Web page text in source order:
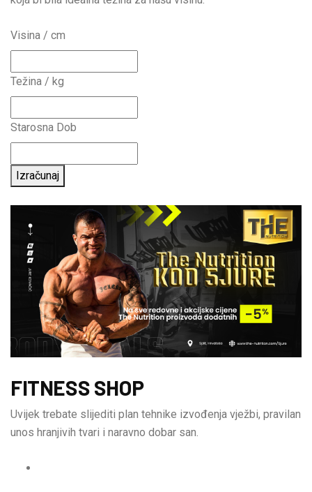
Visina / cm
Težina / kg
Starosna Dob
Izračunaj
FITNESS SHOP
Uvijek trebate slijediti plan tehnike izvođenja vježbi, pravilan
unos hranjivih tvari i naravno dobar san.